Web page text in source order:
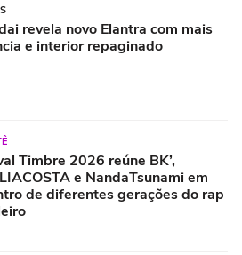
revela novo Elantra com mais
e interior repaginado
Timbre 2026 reúne BK’,
e NandaTsunami em
de diferentes gerações do rap